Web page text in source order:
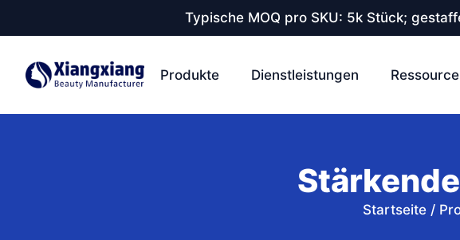
Typische MOQ pro SKU: 5k Stück;
Produkte Dienstleistungen
Startseite /